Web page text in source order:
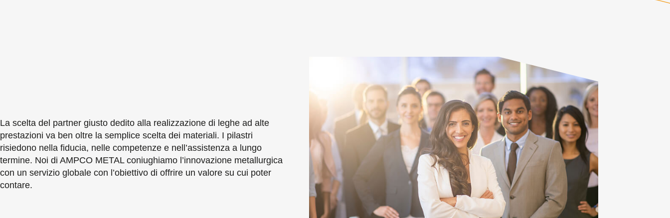
La scelta del partner giusto dedito alla realizzazione di leghe ad alte
prestazioni va ben oltre la semplice scelta dei materiali. I pilastri
risiedono nella fiducia, nelle competenze e nell’assistenza a lungo
termine. Noi di AMPCO METAL coniughiamo l’innovazione metallurgica
con un servizio globale con l’obiettivo di offrire un valore su cui poter
contare.